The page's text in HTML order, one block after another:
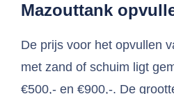
Mazouttank
De prijs voor het opvullen
met zand of schuim ligt
€500,- en €900,-. De